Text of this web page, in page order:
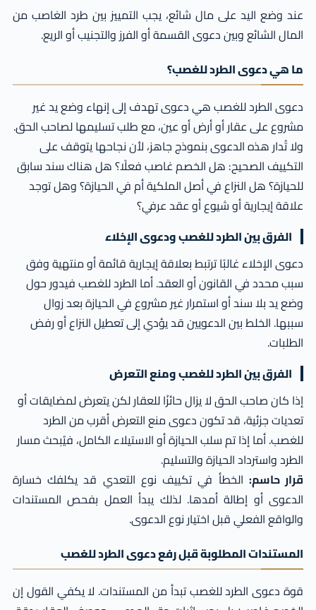
عند وضع اليد على مال شائع، يجب التمييز بين طرد الغاصب من
المال الشائع وبين دعوى القسمة أو الفرز والتجنيب أو الريع.
ما هي دعوى الطرد للغصب؟
دعوى الطرد للغصب هي دعوى تهدف إلى إنهاء وضع يد غير
مشروع على عقار أو أرض أو عين، مع طلب تسليمها لصاحب الحق.
ولا تُدار هذه الدعوى بنموذج جاهز، لأن نجاحها يتوقف على
التكييف الصحيح: هل الخصم غاصب فعلًا؟ هل هناك سند سابق
للحيازة؟ هل النزاع في أصل الملكية أم في الحيازة؟ وهل توجد
علاقة إيجارية أو شيوع أو عقد عرفي؟
الفرق بين الطرد للغصب ودعوى الإخلاء
دعوى الإخلاء غالبًا ترتبط بعلاقة إيجارية قائمة أو منتهية وفق
سبب محدد في القانون أو العقد. أما الطرد للغصب فيدور حول
وضع يد بلا سند أو استمرار غير مشروع في الحيازة بعد زوال
سببها. الخلط بين الدعويين قد يؤدي إلى تعطيل النزاع أو رفض
الطلبات.
الفرق بين الطرد للغصب ومنع التعرض
إذا كان صاحب الحق لا يزال حائزًا للعقار لكن يتعرض لمضايقات أو
تعديات جزئية، قد تكون دعوى منع التعرض أقرب من الطرد
للغصب. أما إذا تم سلب الحيازة أو الاستيلاء الكامل، فيُبحث مسار
الطرد واسترداد الحيازة والتسليم.
قرار حاسم: الخطأ في تكييف نوع التعدي قد يكلفك خسارة
الدعوى أو إطالة أمدها. لذلك يبدأ العمل بفحص المستندات
والواقع الفعلي قبل اختيار نوع الدعوى.
المستندات المطلوبة قبل رفع دعوى الطرد للغصب
قوة دعوى الطرد للغصب تبدأ من المستندات. لا يكفي القول إن